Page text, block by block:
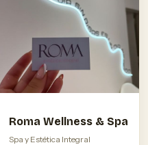
Roma Wellness & Spa
Spa y Estética Integral